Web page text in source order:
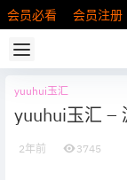
会员必看 会员注册
yuuhui玉汇
yuuhui玉汇 –
2年前 3745